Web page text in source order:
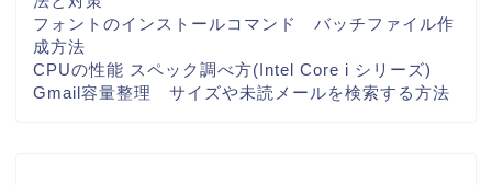
フォントのインストールコマンド バッチファイル作
成方法
CPUの性能 スペック調べ方(Intel Core i シリーズ)
Gmail容量整理 サイズや未読メールを検索する方法